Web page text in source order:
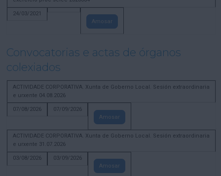
24/03/2021
Amosar
Convocatorias e actas de órganos
colexiados
ACTIVIDADE CORPORATIVA. Xunta de Goberno Local. Sesión extraordinaria
e urxente 04.08.2026
07/08/2026
07/09/2026
Amosar
ACTIVIDADE CORPORATIVA. Xunta de Goberno Local. Sesión extraordinaria
e urxente 31.07.2026
03/08/2026
03/09/2026
Amosar